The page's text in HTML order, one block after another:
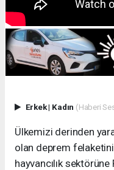
Erkek| Kadın (Haberi
Ülkemizi derinden
olan deprem
hayvancılık